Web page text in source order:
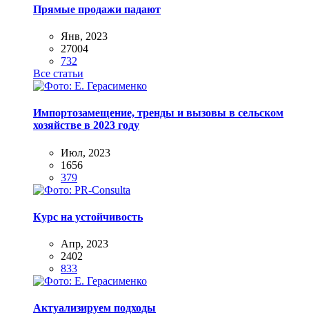
Прямые продажи падают
Янв, 2023
27004
732
Все статьи
Импортозамещение, тренды и вызовы в сельском
хозяйстве в 2023 году
Июл, 2023
1656
379
Курс на устойчивость
Апр, 2023
2402
833
Актуализируем подходы